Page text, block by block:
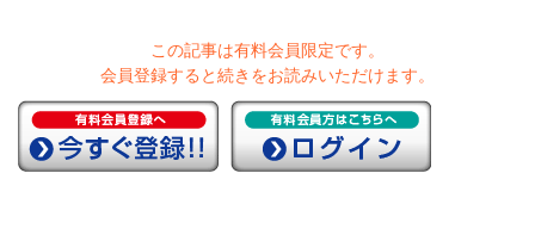
この記事は有料会員限定です。
会員登録すると続きをお読みいただけます。